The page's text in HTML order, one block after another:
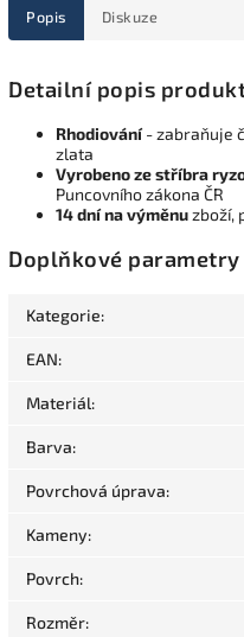
Popis Diskuze
Detailní popis
Rhodiování- zabraňuje
zlata
Vyrobeno ze stříbra
Puncovního zákona ČR
14 dní na výměnuzboží,
Doplňkové parametry
Kategorie:
EAN:
Materiál:
Barva:
Povrchová úprava:
Kameny:
Povrch:
Rozměr: